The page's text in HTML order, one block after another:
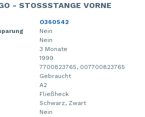
- STOSSSTANGE VORNE
O360542
Nein
Nein
3 Monate
1999
7700823765, 007700823765
Gebraucht
A2
Fließheck
Schwarz, Zwart
Nein